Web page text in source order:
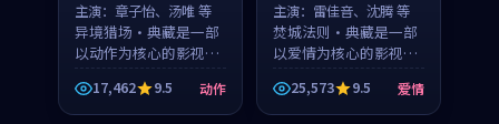
主演： 章子怡、汤唯 等
异境猎场·典藏是一部
以动作为核心的影视作
品，围绕危机、反转与
人物成长展开，整体节
奏紧凑，值得推荐观
17,462 9.5 动作
主演： 雷佳音、沈腾 等
焚城法则·典藏是一部
以爱情为核心的影视作
品，围绕危机、反转与
人物成长展开，整体节
奏紧凑，值得推荐观
25,573 9.5 爱情